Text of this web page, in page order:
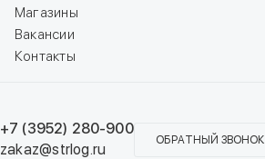
Магазины
Вакансии
Контакты
+7 (3952) 280-900
zakaz@strlog.ru
ОБРАТНЫЙ ЗВОНОК